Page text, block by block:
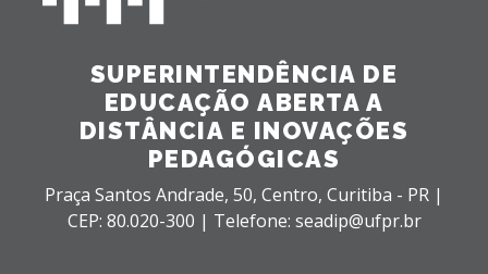
SUPERINTENDÊNCIA DE
EDUCAÇÃO ABERTA A
DISTÂNCIA E INOVAÇÕES
PEDAGÓGICAS
Praça Santos Andrade, 50, Centro, Curitiba - PR |
CEP: 80.020-300 | Telefone: seadip@ufpr.br